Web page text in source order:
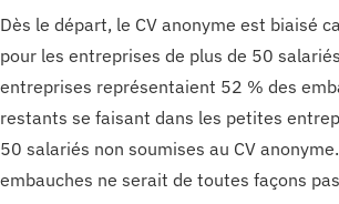
Dès le départ, le CV anonyme est biaisé
pour les entreprises de plus de 50
entreprises représentaient 52 % des
restants se faisant dans les petites
50 salariés non soumises au CV
embauches ne serait de toutes façons